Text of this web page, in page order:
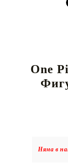
One
Няма в